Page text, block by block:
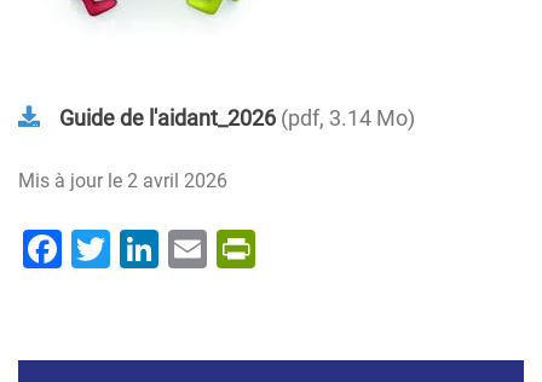
Guide de l'aidant_2026 pdf, 3.14 Mo
Mis à jour le 2 avril 2026
Facebook
Twitter
LinkedIn
Email